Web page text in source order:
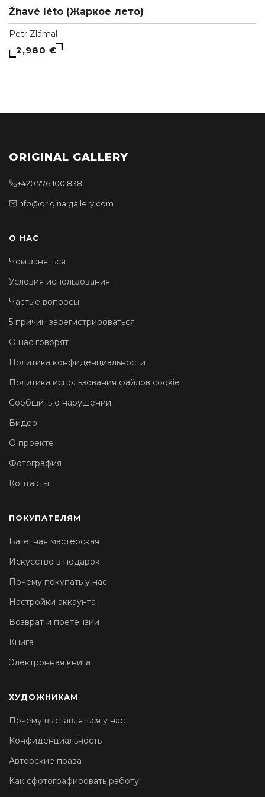
Žhavé léto (Жаркое лето)
Petr Zlámal
2,980 €
ORIGINAL GALLERY
+420 776 100 838
info@originalgallery.com
О НАС
Чем заняться
Условия использования
Частые вопросы
5 причин зарегистрироваться
О нас говорят
Политика конфиденциальности
Политика использования файлов cookie
Сообщить о нарушении
Видео
О проекте
Фотография
Контакты
ПОКУПАТЕЛЯМ
Багетная мастерская
Искусство в подарок
Почему покупать у нас
Настройки аккаунта
Возврат и претензии
Книга
Электронная книга
ХУДОЖНИКАМ
Почему выставляться у нас
Конфиденциальность
Авторские права
Как сфотографировать работу